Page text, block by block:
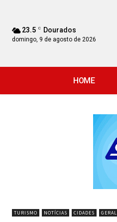
23.5 C Dourados
domingo, 9 de agosto de 2026
HOME
TURISMO NOTÍCIAS CIDADES GERAL